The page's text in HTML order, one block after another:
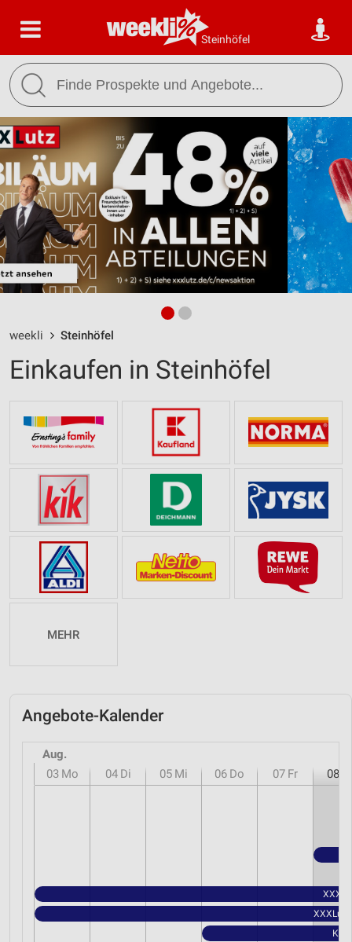
Steinhöfel
weekli Steinhöfel
Einkaufen in Steinhöfel
MEHR
Angebote-Kalender
Aug.
03 Mo 04 Di 05 Mi 06 Do 07 Fr 08
XXXLutz